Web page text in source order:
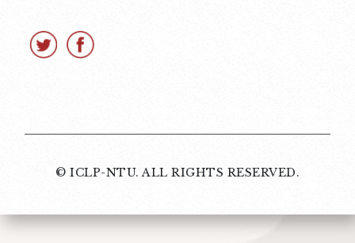
© ICLP-NTU. ALL RIGHTS RESERVED.